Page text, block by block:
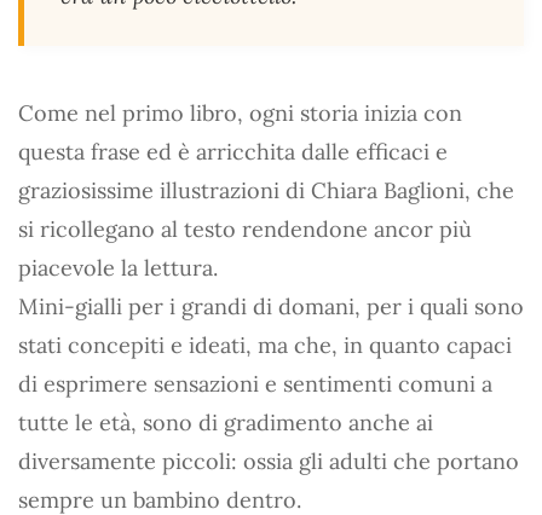
Come nel primo libro, ogni storia inizia con
questa frase ed è arricchita dalle efficaci e
graziosissime illustrazioni di Chiara Baglioni, che
si ricollegano al testo rendendone ancor più
piacevole la lettura.
Mini-gialli per i grandi di domani, per i quali sono
stati concepiti e ideati, ma che, in quanto capaci
di esprimere sensazioni e sentimenti comuni a
tutte le età, sono di gradimento anche ai
diversamente piccoli: ossia gli adulti che portano
sempre un bambino dentro.